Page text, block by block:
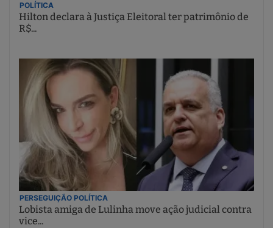
POLÍTICA
Hilton declara à Justiça Eleitoral ter patrimônio de
R$...
PERSEGUIÇÃO POLÍTICA
Lobista amiga de Lulinha move ação judicial contra
vice...